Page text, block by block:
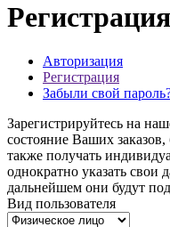
Регистрация
Авторизация
Регистрация
Забыли свой
Зарегистрируйтесь на
состояние Ваших
также получать
однократно указать свои
дальнейшем они будут
Вид пользователя